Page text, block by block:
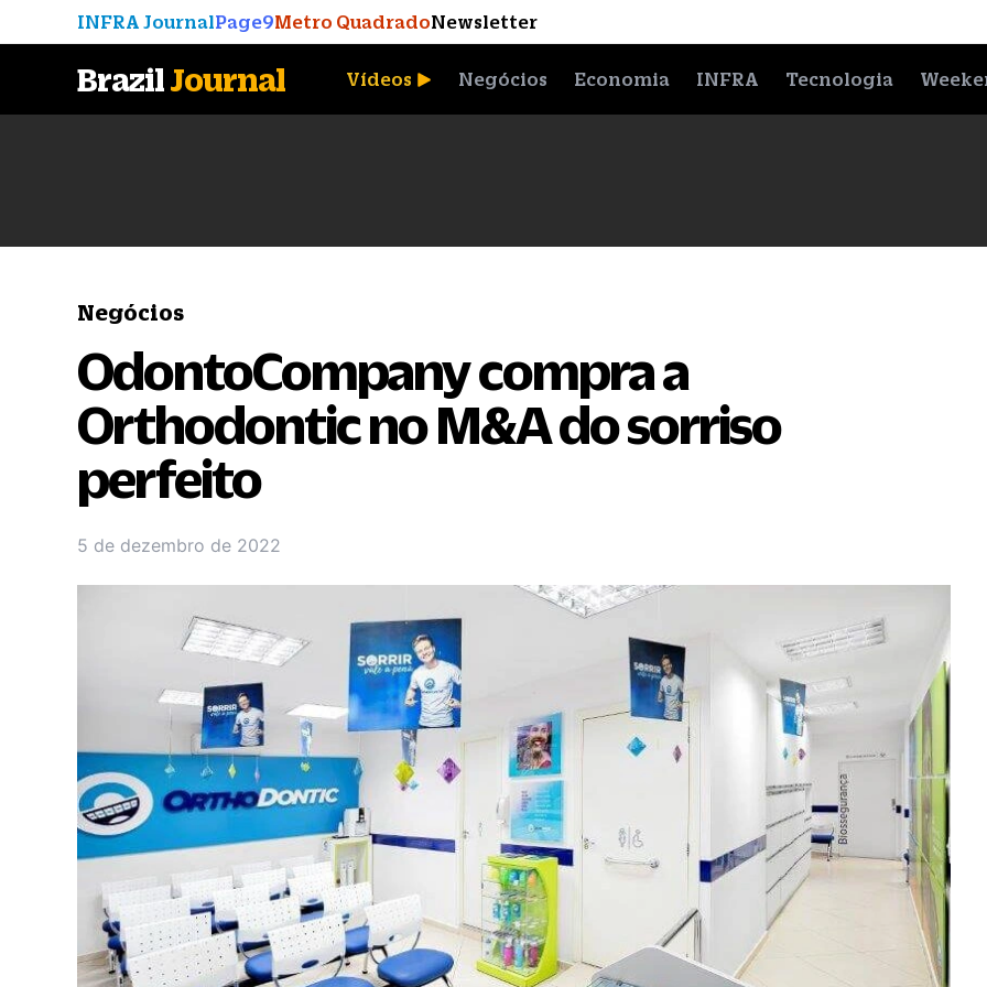
INFRA JournalPage9Metro QuadradoNewsletter
BrazilJournal Vídeos Negócios Economia INFRA Tecnologia
Negócios
OdontoCompany compra a
Orthodontic no M&A do sorriso
perfeito
5 de dezembro de 2022